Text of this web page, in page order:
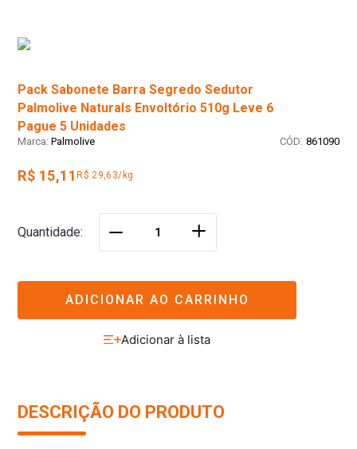
Pack Sabonete Barra Segredo Sedutor
Palmolive Naturals Envoltório 510g Leve 6
Pague 5 Unidades
Palmolive : 861090
R$ 15,11R$ 29,63/kg
Quantidade ＋
ADICIONAR AO CARRINHO
DESCRIÇÃO DO PRODUTO